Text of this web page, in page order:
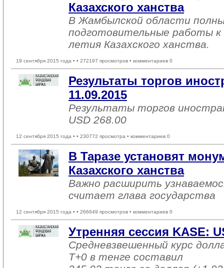
Казахского ханства
В Жамбылской области
подготовительные работы к
летия Казахского ханства.
19 сентября 2015 года • • 272197 просмотров • комментариев 0
Результаты торгов
11.09.2015
Результаты торгов
USD 268.00
12 сентября 2015 года • • 230772 просмотра • комментариев 0
В Таразе установят
Казахского ханства
Важно расширить
считает глава государства
12 сентября 2015 года • • 266649 просмотров • комментариев 0
Утренняя сессия KASE:
Средневзвешенный курс
T+0 в тенге составил